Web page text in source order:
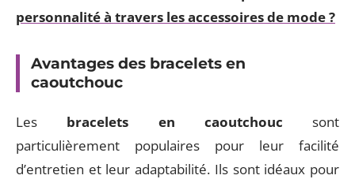
personnalité à travers les accessoires de mode ?
Avantages des bracelets en
caoutchouc
Les bracelets en caoutchouc sont
particulièrement populaires pour leur facilité
d’entretien et leur adaptabilité. Ils sont idéaux pour